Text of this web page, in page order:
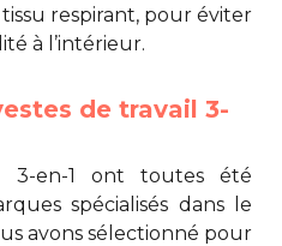
respirant, pour éviter
à l’intérieur.
de travail 3-
en-1 ont toutes été
spécialisés dans le
avons sélectionné pour